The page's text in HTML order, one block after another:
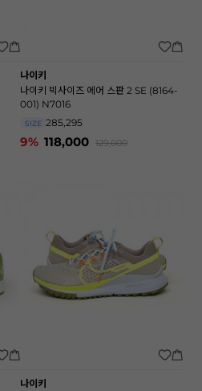
나이키
나이키 빅사이즈 에어 스판 2 SE (8164-
001) N7016
SIZE 285,295
9% 118,000 129,000
나이키